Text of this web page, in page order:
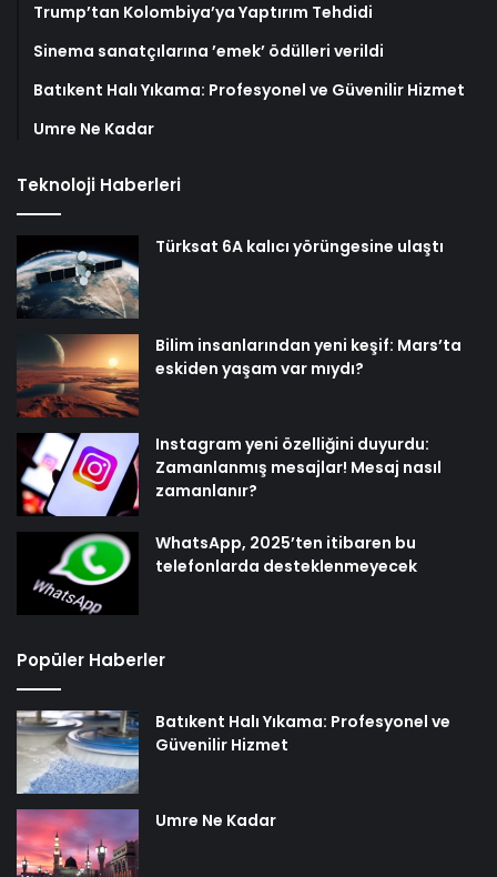
Trump’tan Kolombiya’ya Yaptırım Tehdidi
Sinema sanatçılarına ’emek’ ödülleri verildi
Batıkent Halı Yıkama: Profesyonel ve Güvenilir Hizmet
Umre Ne Kadar
Teknoloji Haberleri
Türksat 6A kalıcı yörüngesine ulaştı
Bilim insanlarından yeni keşif: Mars’ta
eskiden yaşam var mıydı?
Instagram yeni özelliğini duyurdu:
Zamanlanmış mesajlar! Mesaj nasıl
zamanlanır?
WhatsApp, 2025’ten itibaren bu
telefonlarda desteklenmeyecek
Popüler Haberler
Batıkent Halı Yıkama: Profesyonel ve
Güvenilir Hizmet
Umre Ne Kadar